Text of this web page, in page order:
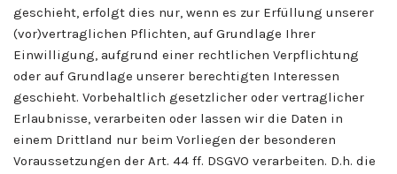
geschieht, erfolgt dies nur, wenn es zur Erfüllung unserer
(vor)vertraglichen Pflichten, auf Grundlage Ihrer
Einwilligung, aufgrund einer rechtlichen Verpflichtung
oder auf Grundlage unserer berechtigten Interessen
geschieht. Vorbehaltlich gesetzlicher oder vertraglicher
Erlaubnisse, verarbeiten oder lassen wir die Daten in
einem Drittland nur beim Vorliegen der besonderen
Voraussetzungen der Art. 44 ff. DSGVO verarbeiten. D.h. die